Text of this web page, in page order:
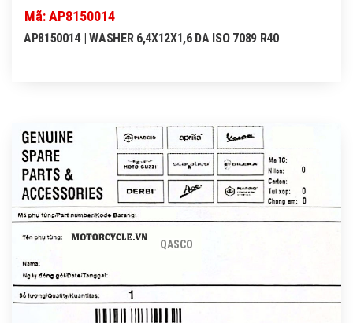
Mã: AP8150014
AP8150014 | WASHER 6,4X12X1,6 DA ISO 7089 R40
QASCO